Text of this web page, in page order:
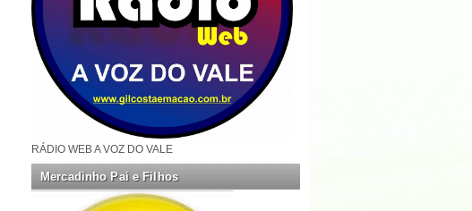
RÁDIO WEB A VOZ DO VALE
Mercadinho Pai e Filhos